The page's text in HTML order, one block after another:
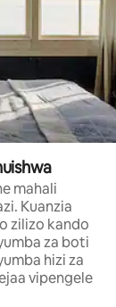
mahali
Kuanzia
zilizo kando
za boti
hizi za
vipengele